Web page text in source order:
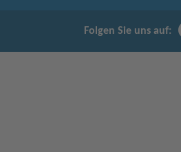
Folgen Sie uns auf: